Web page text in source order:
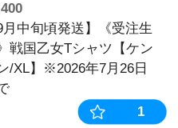
生産》戦国乙
ーム【P戦国
年7月26日ま